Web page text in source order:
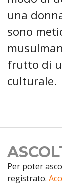
una
sono
frutto di
culturale.
Per poter
registrato.